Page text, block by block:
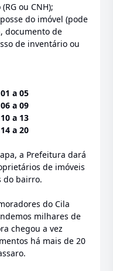
ou CNH);
do imóvel (pode
documento de
de inventário ou
a 05
a 09
a 13
a 20
a Prefeitura dará
de imóveis
do bairro.
do Cila
milhares de
chegou a vez
há mais de 20